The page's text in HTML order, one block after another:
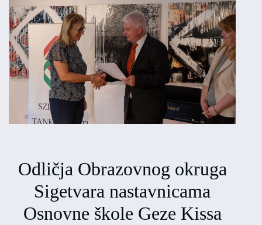
Odličja Obrazovnog okruga
Sigetvara nastavnicama
Osnovne škole Geze Kissa